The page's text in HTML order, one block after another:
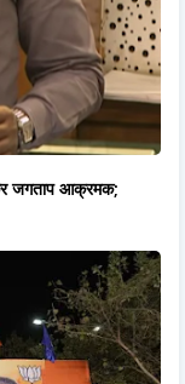
जगताप आक्रमक;